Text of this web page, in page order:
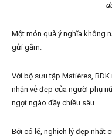
Một món quà ý nghĩa không
gửi gắm.
Với bộ sưu tập Matières,
nhận vẻ đẹp của người phụ
ngọt ngào đầy chiều sâu.
Bởi có lẽ, nghịch lý đẹp nhất